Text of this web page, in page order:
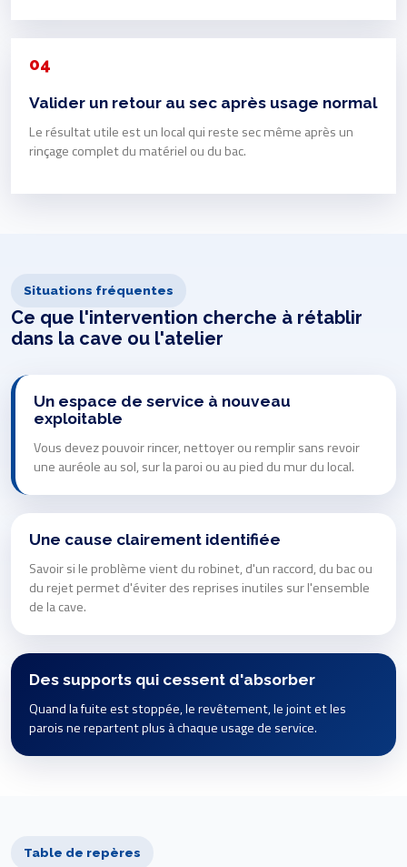
04
Valider un retour au sec après usage normal
Le résultat utile est un local qui reste sec même après un
rinçage complet du matériel ou du bac.
Situations fréquentes
Ce que l'intervention cherche à rétablir
dans la cave ou l'atelier
Un espace de service à nouveau
exploitable
Vous devez pouvoir rincer, nettoyer ou remplir sans revoir
une auréole au sol, sur la paroi ou au pied du mur du local.
Une cause clairement identifiée
Savoir si le problème vient du robinet, d'un raccord, du bac ou
du rejet permet d'éviter des reprises inutiles sur l'ensemble
de la cave.
Des supports qui cessent d'absorber
Quand la fuite est stoppée, le revêtement, le joint et les
parois ne repartent plus à chaque usage de service.
Table de repères